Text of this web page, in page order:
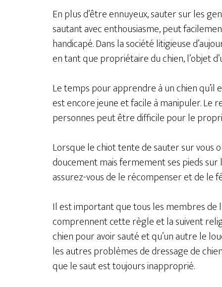
En plus d’être ennuyeux, sauter sur les
sautant avec enthousiasme, peut
handicapé. Dans la société litigieuse
en tant que propriétaire du chien, l’objet
Le temps pour apprendre à un chien qu’il
est encore jeune et facile à manipuler. Le
personnes peut être difficile pour le
Lorsque le chiot tente de sauter sur
doucement mais fermement ses pieds
assurez-vous de le récompenser et de le
Il est important que tous les membres de
comprennent cette règle et la suivent
chien pour avoir sauté et qu’un autre le
les autres problèmes de dressage de
que le saut est toujours inapproprié.